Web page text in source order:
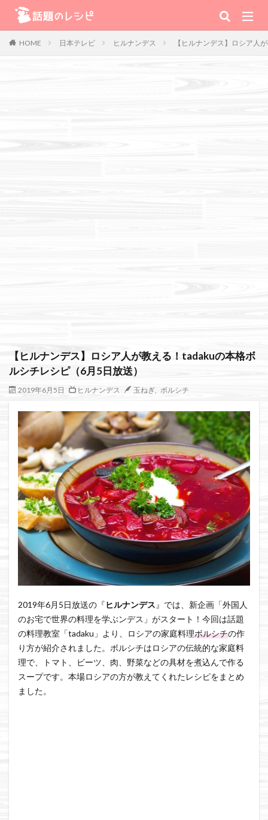
HOME 日本テレビ ヒルナンデス 【ヒルナンデス】ロシア人
【ヒルナンデス】ロシア人が教える！tadakuの本格ボ
ルシチレシピ（6月5日放送）
2019年6月5日 ヒルナンデス 玉ねぎ, ボルシチ
2019年6月5日放送の『ヒルナンデス 』では、新企画「外国人
のお宅で世界の料理を学ぶンデス」がスタート！今回は話題
の料理教室「tadaku」より、ロシアの家庭料理ボルシチの作
り方が紹介されました。ボルシチはロシアの伝統的な家庭料
理で、トマト、ビーツ、肉、野菜などの具材を煮込んで作る
スープです。本場ロシアの方が教えてくれたレシピをまとめ
ました。
キーワード